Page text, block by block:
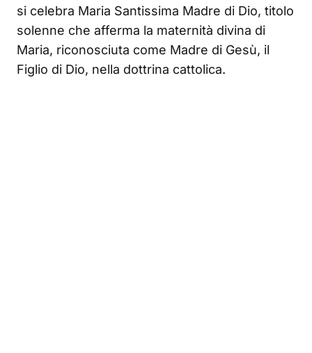
si celebra Maria Santissima Madre di Dio, titolo
solenne che afferma la maternità divina di
Maria, riconosciuta come Madre di Gesù, il
Figlio di Dio, nella dottrina cattolica.